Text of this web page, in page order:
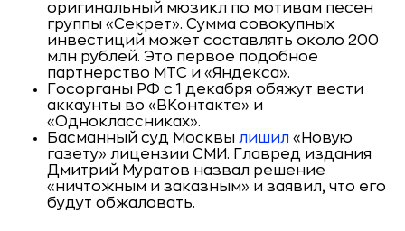
оригинальный мюзикл по мотивам песен
группы «Секрет». Сумма совокупных
инвестиций может составлять около 200
млн рублей. Это первое подобное
партнерство МТС и «Яндекса».
Госорганы РФ с 1 декабря обяжут вести
аккаунты во «ВКонтакте» и
«Одноклассниках».
Басманный суд Москвы лишил «Новую
газету» лицензии СМИ. Главред издания
Дмитрий Муратов назвал решение
«ничтожным и заказным» и заявил, что его
будут обжаловать.